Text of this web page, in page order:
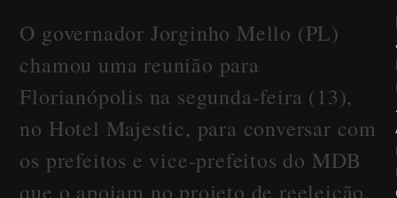
O governador Jorginho Mello (PL)
chamou uma reunião para
Florianópolis na segunda-feira (13),
no Hotel Majestic, para conversar com
os prefeitos e vice-prefeitos do MDB
que o apoiam no projeto de reeleição.